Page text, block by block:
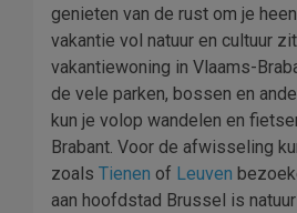
genieten van de rust om je
vakantie vol natuur en cultuur
vakantiewoning in Vlaams-
de vele parken, bossen en
kun je volop wandelen en
Brabant. Voor de afwisseling
zoals Tienen of Leuven
aan hoofdstad Brussel is